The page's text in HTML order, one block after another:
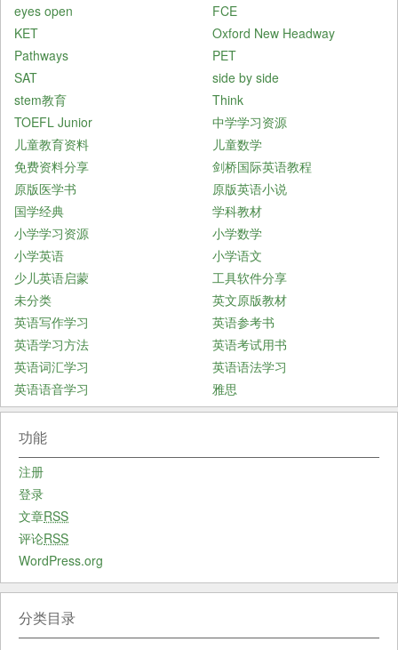
eyes open
FCE
KET
Oxford New Headway
Pathways
PET
SAT
side by side
stem教育
Think
TOEFL Junior
中学学习资源
儿童教育资料
儿童数学
免费资料分享
剑桥国际英语教程
原版医学书
原版英语小说
国学经典
学科教材
小学学习资源
小学数学
小学英语
小学语文
少儿英语启蒙
工具软件分享
未分类
英文原版教材
英语写作学习
英语参考书
英语学习方法
英语考试用书
英语词汇学习
英语语法学习
英语语音学习
雅思
功能
注册
登录
文章RSS
评论RSS
WordPress.org
分类目录